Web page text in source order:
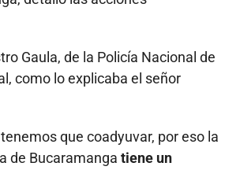
Gaula, de la Policía Nacional de
como lo explicaba el señor
que coadyuvar, por eso la
de Bucaramanga tiene un